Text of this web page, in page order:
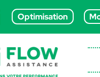
Optimisation